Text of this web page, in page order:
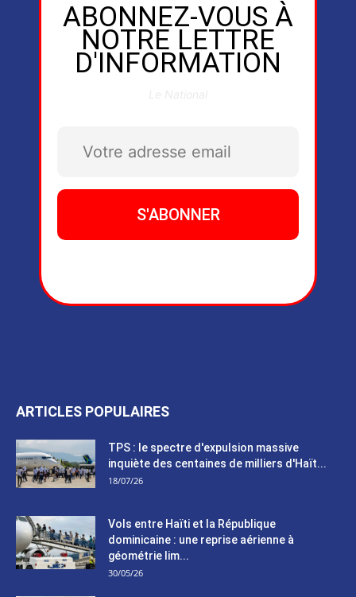
ABONNEZ-VOUS À
NOTRE LETTRE
D'INFORMATION
ARTICLES POPULAIRES
TPS : le spectre d'expulsion massive
inquiète des centaines de milliers d'Haït...
18/07/26
Vols entre Haïti et la République
dominicaine : une reprise aérienne à
géométrie lim...
30/05/26